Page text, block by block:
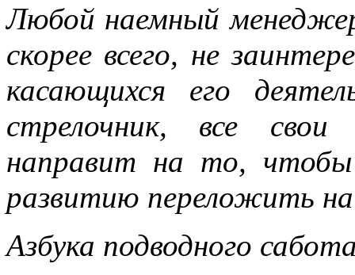
Любой наемный
скорее всего, не
касающихся его
стрелочник, все
направит на то,
развитию переложить на
Азбука подводного